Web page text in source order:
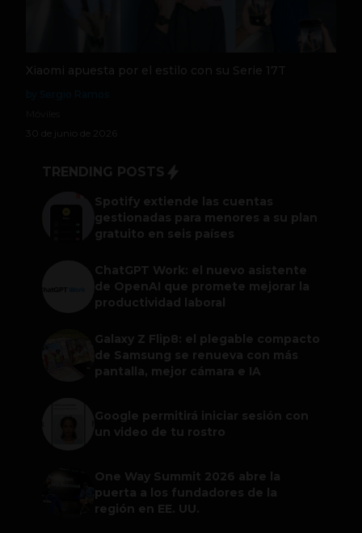
Xiaomi apuesta por el estilo con su Serie 17T
30 de junio de 2026
TRENDING POSTS
Spotify extiende las cuentas
gestionadas para menores a su plan
gratuito en seis países
ChatGPT Work: el nuevo asistente
de OpenAI que promete mejorar la
productividad laboral
Galaxy Z Flip8: el plegable compacto
de Samsung se renueva con más
pantalla, mejor cámara e IA
Google permitirá iniciar sesión con
un video de tu rostro
One Way Summit 2026 abre la
puerta a los fundadores de la
región en EE. UU.